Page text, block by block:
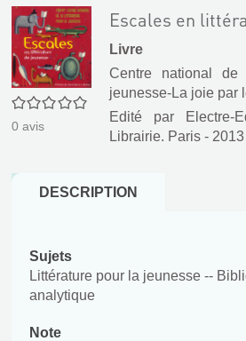
0/5
0 avis
Escales en
Livre
Centre national
jeunesse-La joie par
Edité par
Librairie. Paris - 2013
DESCRIPTION
Sujets
Littérature pour la jeunesse --
analytique
Note